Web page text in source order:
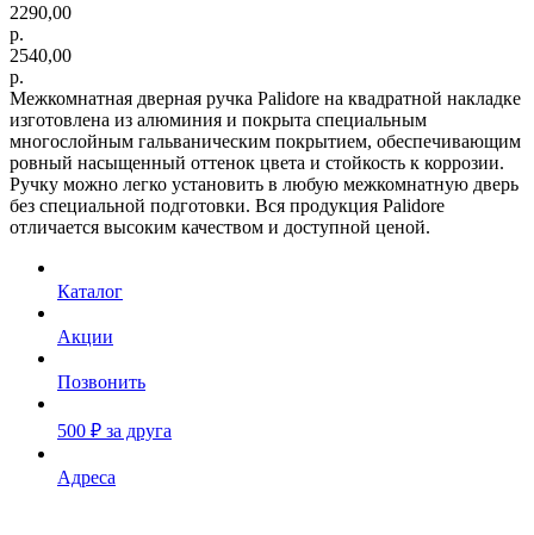
2290,00
р.
2540,00
р.
Межкомнатная дверная ручка Palidore на квадратной накладке
изготовлена из алюминия и покрыта специальным
многослойным гальваническим покрытием, обеспечивающим
ровный насыщенный оттенок цвета и стойкость к коррозии.
Ручку можно легко установить в любую межкомнатную дверь
без специальной подготовки. Вся продукция Palidore
отличается высоким качеством и доступной ценой.
Каталог
Акции
Позвонить
500 ₽ за друга
Адреса